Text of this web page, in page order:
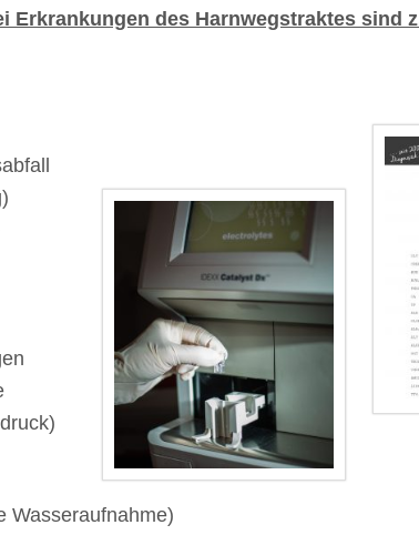
Erkrankungen des Harnwegstraktes sind
Wasseraufnahme)